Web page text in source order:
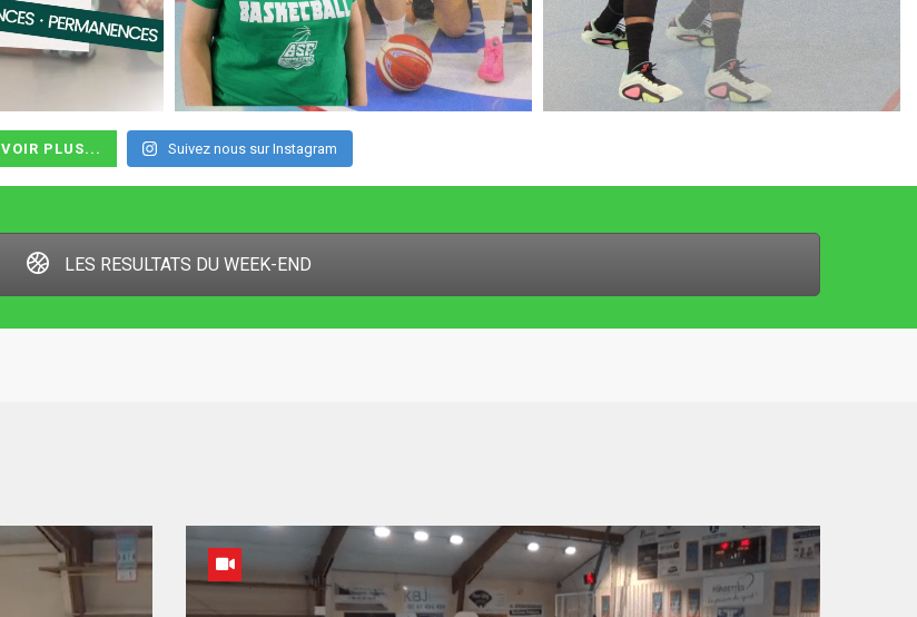
VOIR PLUS... Suivez nous sur Instagram
LES RESULTATS DU WEEK-END